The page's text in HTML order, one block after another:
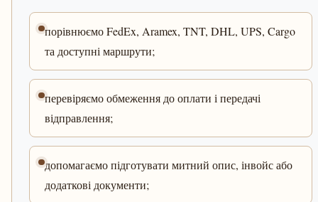
порівнюємо FedEx, Aramex, TNT, DHL, UPS, Cargo
та доступні маршрути;
перевіряємо обмеження до оплати і передачі
відправлення;
допомагаємо підготувати митний опис, інвойс або
додаткові документи;